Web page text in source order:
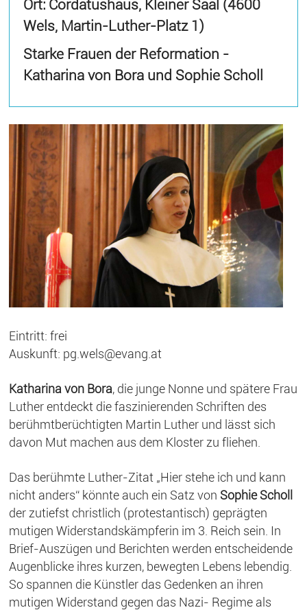
Ort: Cordatushaus, Kleiner Saal (4600
Wels, Martin-Luther-Platz 1)
Starke Frauen der Reformation -
Katharina von Bora und Sophie Scholl
Eintritt: frei
Auskunft: pg.wels@evang.at
Katharina von Bora, die junge Nonne und spätere Frau
Luther entdeckt die faszinierenden Schriften des
berühmtberüchtigten Martin Luther und lässt sich
davon Mut machen aus dem Kloster zu fliehen.
Das berühmte Luther-Zitat „Hier stehe ich und kann
nicht anders“ könnte auch ein Satz von Sophie Scholl
der zutiefst christlich (protestantisch) geprägten
mutigen Widerstandskämpferin im 3. Reich sein. In
Brief-Auszügen und Berichten werden entscheidende
Augenblicke ihres kurzen, bewegten Lebens lebendig.
So spannen die Künstler das Gedenken an ihren
mutigen Widerstand gegen das Nazi- Regime als